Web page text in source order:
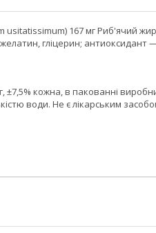
usitatissimum) 167 мг Риб'ячий
гліцерин; антиоксидант
кожна, в пакованні
води. Не є лікарським